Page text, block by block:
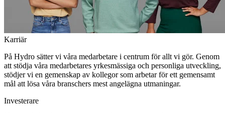
Karriär
På Hydro sätter vi våra medarbetare i centrum för allt vi gör. Genom
att stödja våra medarbetares yrkesmässiga och personliga utveckling,
stödjer vi en gemenskap av kollegor som arbetar för ett gemensamt
mål att lösa våra branschers mest angelägna utmaningar.
Investerare